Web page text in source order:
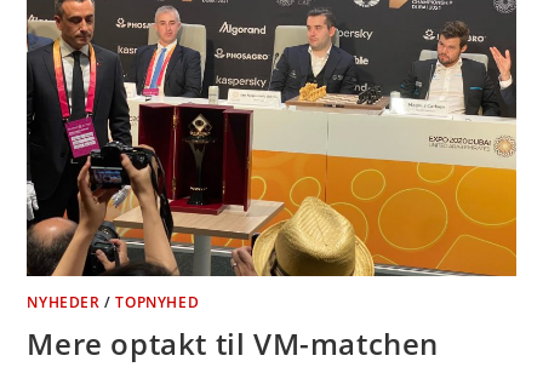
NYHEDER /TOPNYHED
Mere optakt til VM-matchen